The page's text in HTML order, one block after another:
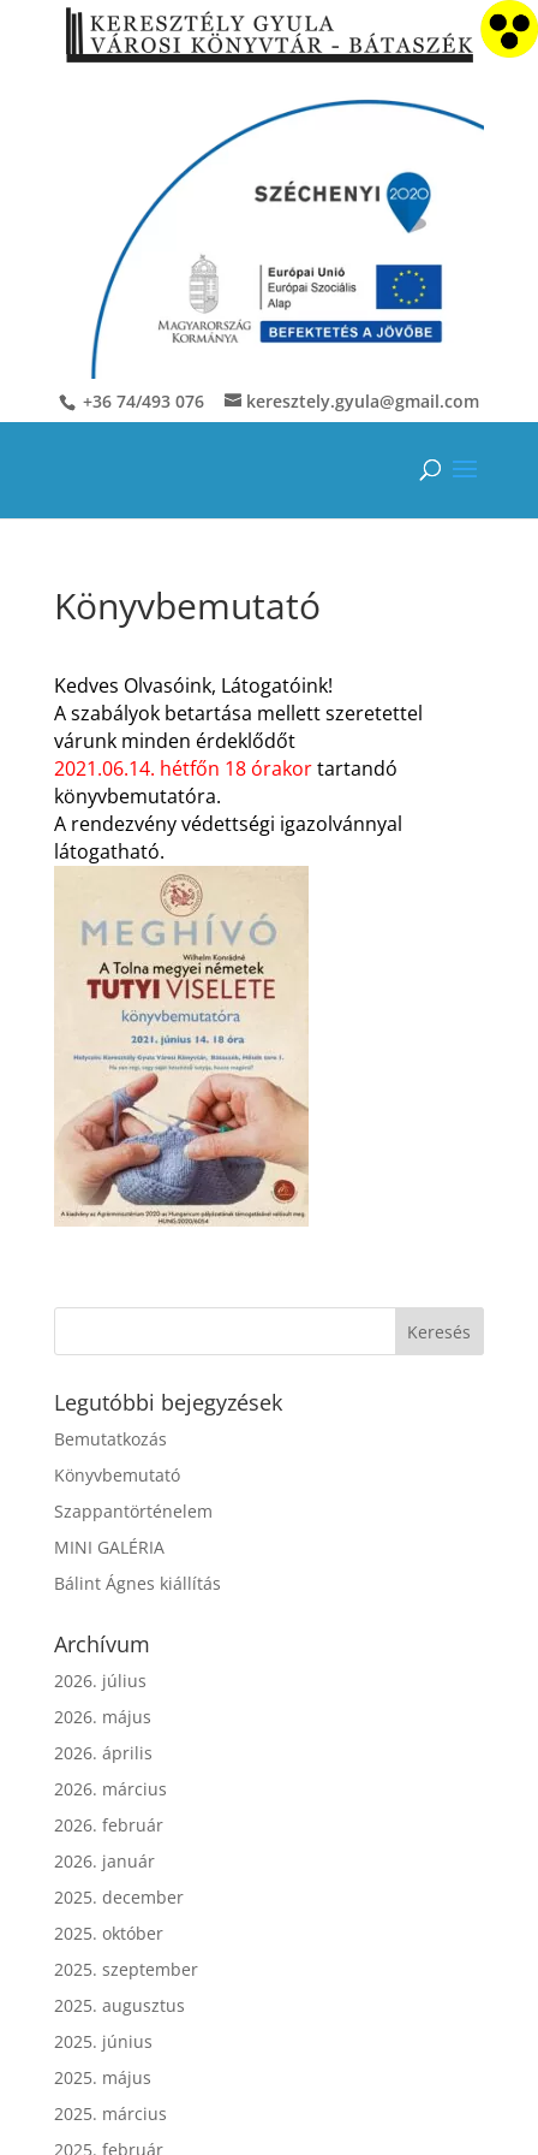
+36 74/493 076 keresztely.gyula@gmail.com
Könyvbemutató
Kedves Olvasóink, Látogatóink!
A szabályok betartása mellett szeretettel
várunk minden érdeklődőt
2021.06.14. hétfőn 18 órakortartandó
könyvbemutatóra.
A rendezvény védettségi igazolvánnyal
látogatható.
Legutóbbi bejegyzések
Bemutatkozás
Könyvbemutató
Szappantörténelem
MINI GALÉRIA
Bálint Ágnes kiállítás
Archívum
2026. július
2026. május
2026. április
2026. március
2026. február
2026. január
2025. december
2025. október
2025. szeptember
2025. augusztus
2025. június
2025. május
2025. március
2025. február